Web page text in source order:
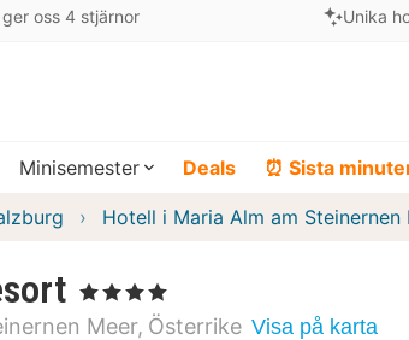
oss 4 stjärnor Unika
Minisemester Deals ⏰ Sista
Hotell i Maria Alm am Steinernen
, 4 Stjärnor
Meer Österrike Visa på karta